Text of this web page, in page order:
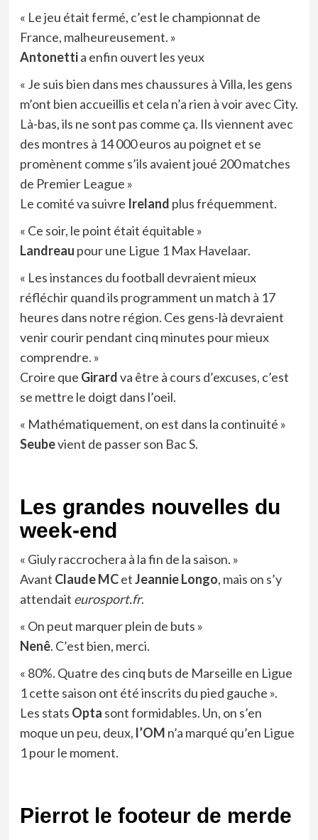
« Le jeu était fermé, c’est le championnat de
France, malheureusement. »
Antonettia enfin ouvert les yeux
« Je suis bien dans mes chaussures à Villa, les gens
m’ont bien accueillis et cela n’a rien à voir avec City.
Là-bas, ils ne sont pas comme ça. Ils viennent avec
des montres à 14 000 euros au poignet et se
promènent comme s’ils avaient joué 200 matches
de Premier League »
Le comité va suivre Ireland plus fréquemment.
« Ce soir, le point était équitable »
Landreau pour une Ligue 1 Max Havelaar.
« Les instances du football devraient mieux
réfléchir quand ils programment un match à 17
heures dans notre région. Ces gens-là devraient
venir courir pendant cinq minutes pour mieux
comprendre. »
Croire que Girardva être à cours d’excuses, c’est
se mettre le doigt dans l’oeil.
« Mathématiquement, on est dans la continuité »
Seubevient de passer son Bac S.
Les grandes nouvelles du
week-end
« Giuly raccrochera à la fin de la saison. »
Avant Claude MCetJeannie Longo, mais on s’y
attendait eurosport.fr.
« On peut marquer plein de buts »
Nenê. C’est bien, merci.
« 80%. Quatre des cinq buts de Marseille en Ligue
1 cette saison ont été inscrits du pied gauche ».
Les stats Opta sont formidables. Un, on s’en
moque un peu, deux, l’OM n’a marqué qu’en Ligue
1 pour le moment.
Pierrot le footeur de merde